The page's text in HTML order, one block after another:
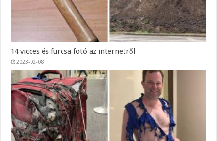
14 vicces és furcsa fotó az internetről
2023-02-08